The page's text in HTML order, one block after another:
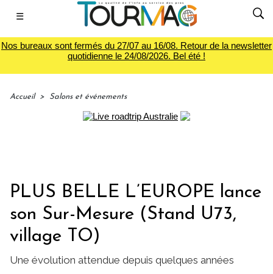
☰
Nos bureaux sont fermés du 27/07 au 16/08. Retour de la newsletter
quotidienne le 24/08/2026. Bel été !
Accueil > Salons et événements
PLUS BELLE L’EUROPE lance
son Sur-Mesure (Stand U73,
village TO)
Une évolution attendue depuis quelques années